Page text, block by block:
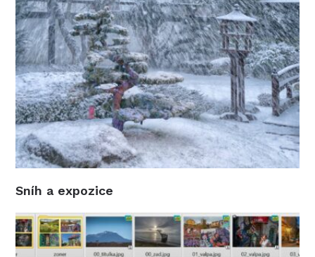
Sníh a expozice